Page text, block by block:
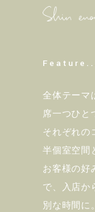
全体テーマ
席一つひと
それぞれの
半個室空間
お客様の好
で、入店か
別な時間に。